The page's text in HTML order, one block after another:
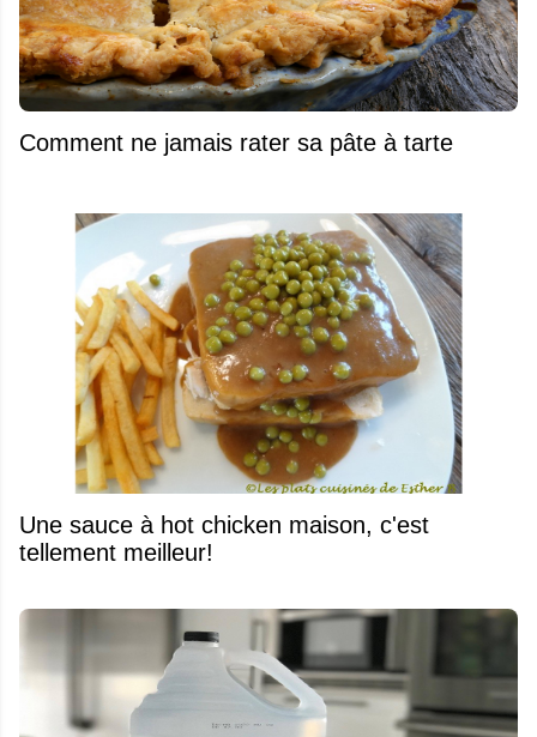
Comment ne jamais rater sa pâte à tarte
Une sauce à hot chicken maison, c'est
tellement meilleur!